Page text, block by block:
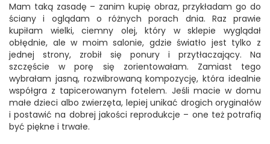
Mam taką zasadę – zanim kupię obraz, przykładam go do
ściany i oglądam o różnych porach dnia. Raz prawie
kupiłam wielki, ciemny olej, który w sklepie wyglądał
obłędnie, ale w moim salonie, gdzie światło jest tylko z
jednej strony, zrobił się ponury i przytłaczający. Na
szczęście w porę się zorientowałam. Zamiast tego
wybrałam jasną, rozwibrowaną kompozycję, która idealnie
współgra z tapicerowanym fotelem. Jeśli macie w domu
małe dzieci albo zwierzęta, lepiej unikać drogich oryginałów
i postawić na dobrej jakości reprodukcje – one też potrafią
być piękne i trwałe.